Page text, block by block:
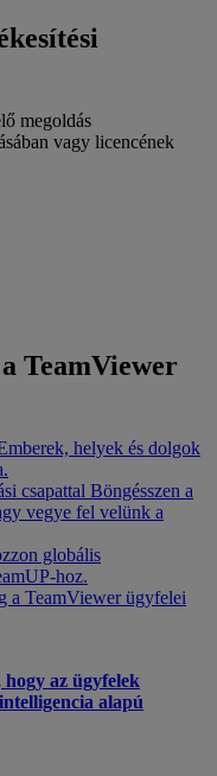
megoldás
vagy licencének
TeamViewer
helyek és dolgok
csapattal Böngésszen a
vegye fel velünk a
globális
hoz.
a TeamViewer ügyfelei
az ügyfelek
alapú